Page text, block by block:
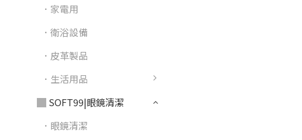
．家電用
．衛浴設備
．皮革製品
．生活用品
▓ SOFT99|眼鏡清潔
．眼鏡清潔